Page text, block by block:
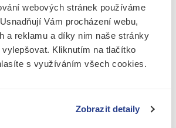
webových stránek používáme
Vám procházení webu,
a reklamu a díky nim naše stránky
vylepšovat. Kliknutím na tlačítko
s využíváním všech cookies.
Zobrazit detaily
požadavky.Název firmy se
firma, což je podle
jméno, pod kterým je společnost
rejstříku. „Obchodní firma” je
název, pod kterým společnost
v obchodním rejstříku musí mít